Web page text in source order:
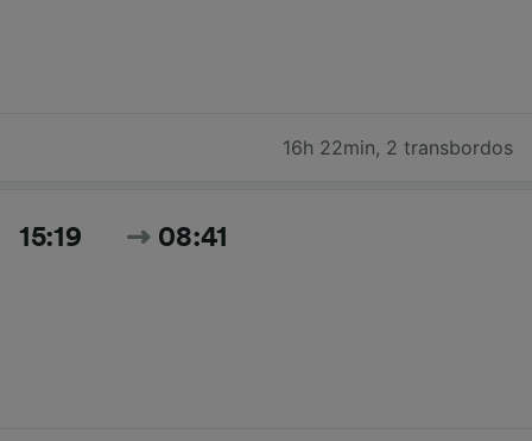
16h 22min, 2 transbordos
15:19 08:41